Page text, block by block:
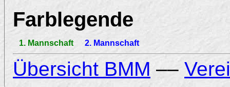
Farblegende
1. Mannschaft 2. Mannschaft
Übersicht BMM ––